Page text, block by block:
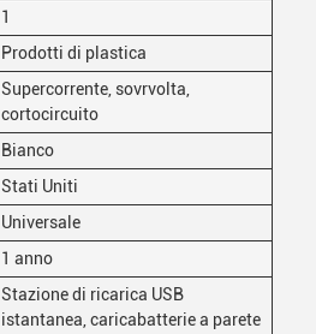
1
Prodotti di plastica
Supercorrente, sovrvolta,
cortocircuito
Bianco
Stati Uniti
Universale
1 anno
Stazione di ricarica USB
istantanea, caricabatterie a parete